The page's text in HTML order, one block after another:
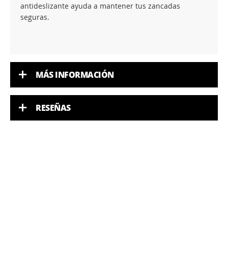
antideslizante ayuda a mantener tus zancadas
seguras.
MÁS INFORMACIÓN
RESEÑAS